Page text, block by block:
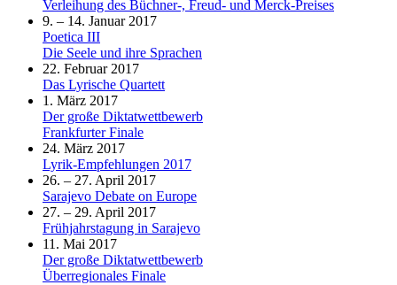
Verleihung des Büchner-, Freud- und Merck-Preises
9. – 14. Januar 2017
Poetica III
Die Seele und ihre Sprachen
22. Februar 2017
Das Lyrische Quartett
1. März 2017
Der große Diktatwettbewerb
Frankfurter Finale
24. März 2017
Lyrik-Empfehlungen 2017
26. – 27. April 2017
Sarajevo Debate on Europe
27. – 29. April 2017
Frühjahrstagung in Sarajevo
11. Mai 2017
Der große Diktatwettbewerb
Überregionales Finale